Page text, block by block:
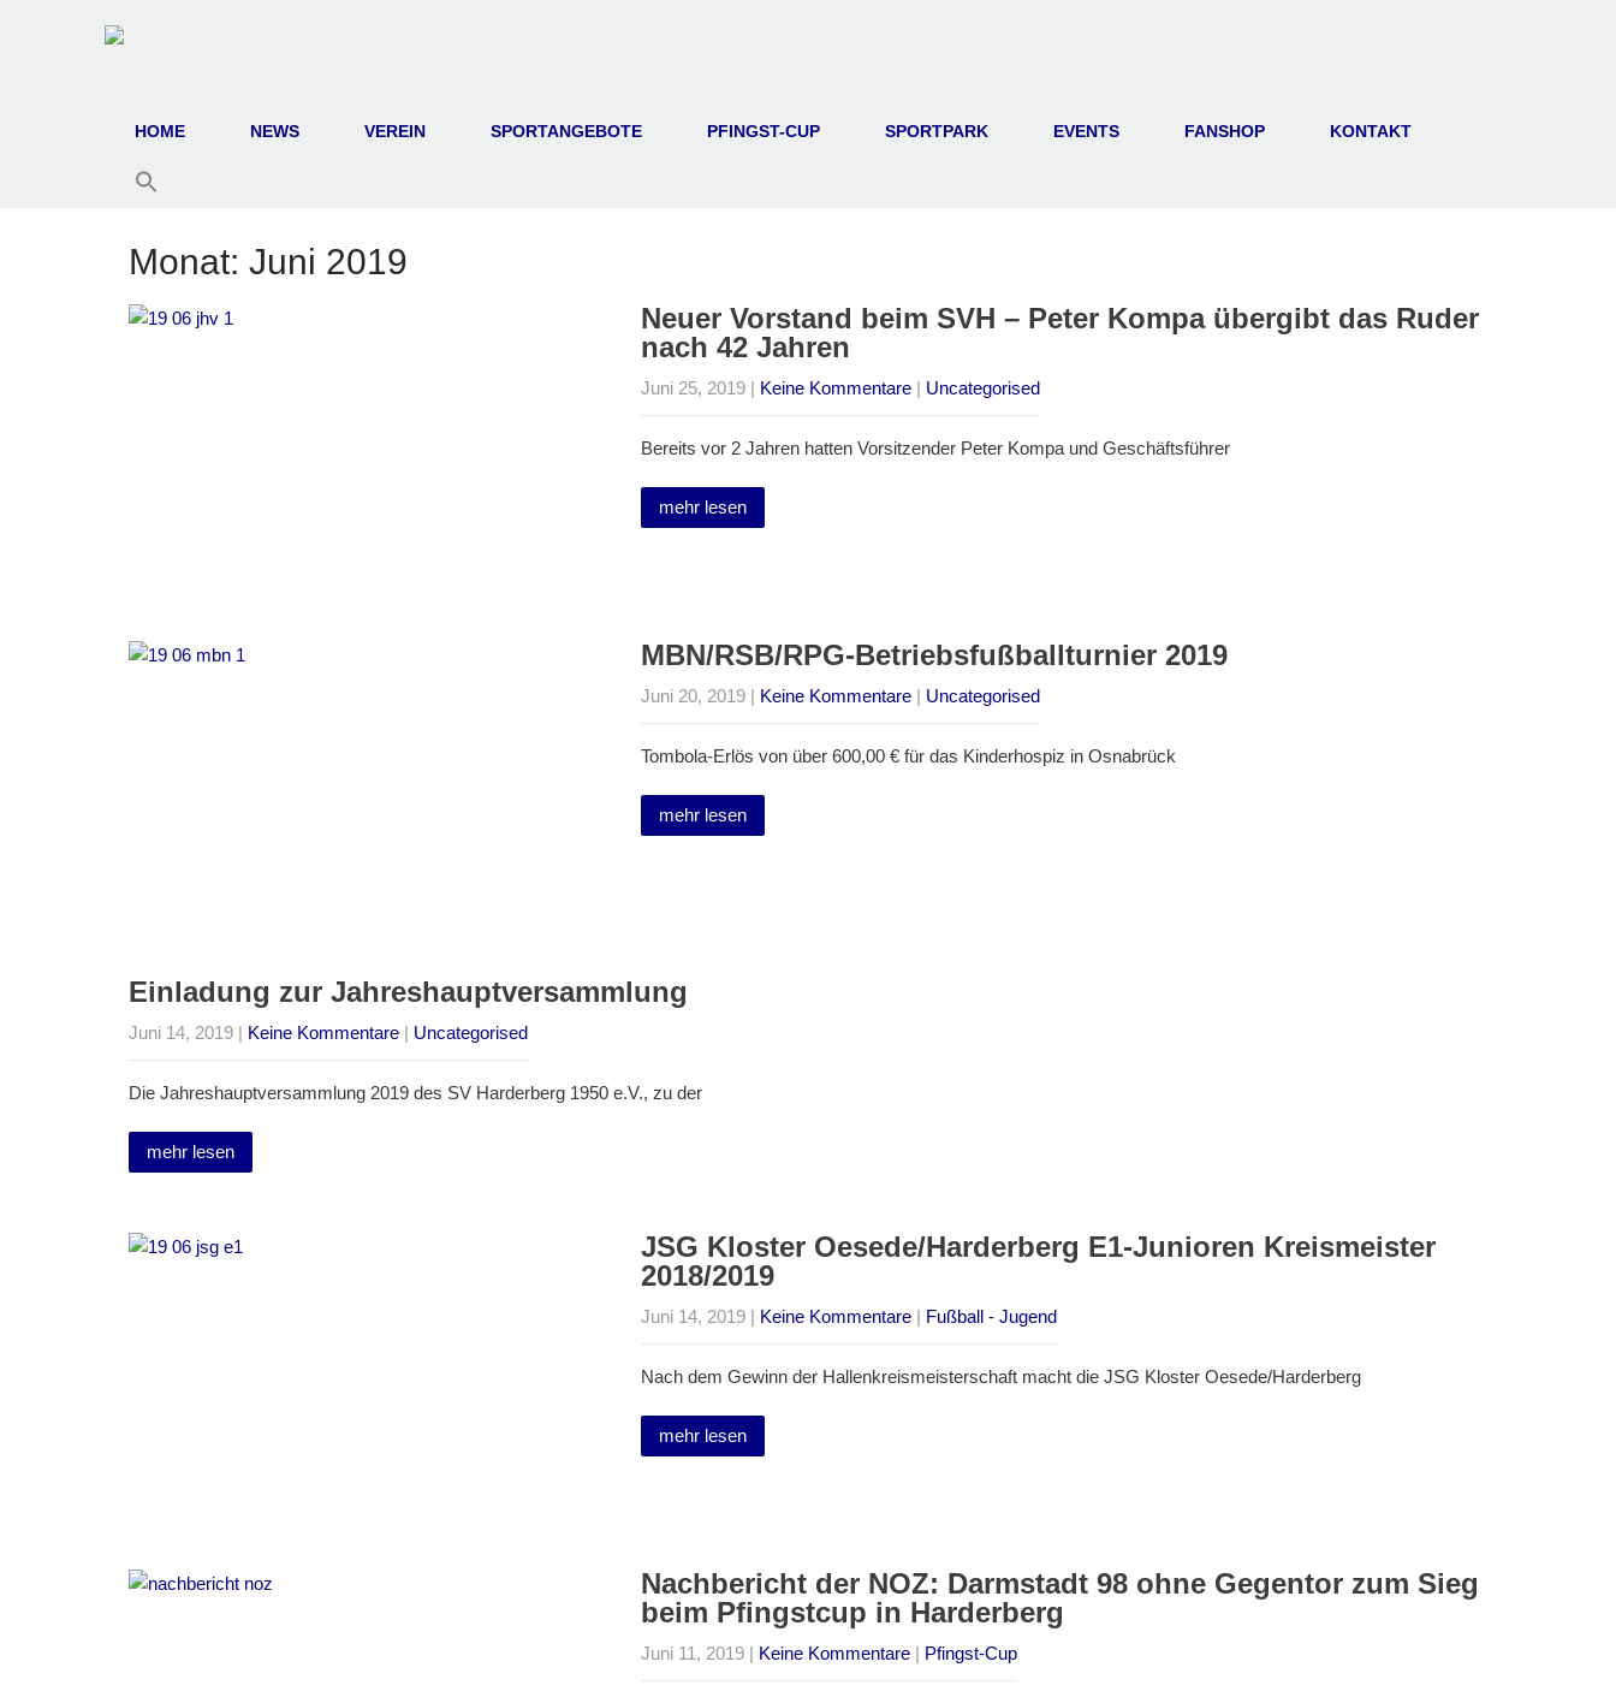
HOME NEWS VEREIN SPORTANGEBOTE PFINGST-CUP SPORTPARK EVENTS FANSHOP KONTAKT
Monat: Juni 2019
Neuer Vorstand beim SVH – Peter Kompa übergibt das Ruder
nach 42 Jahren
Juni 25, 2019| Keine Kommentare| Uncategorised
Bereits vor 2 Jahren hatten Vorsitzender Peter Kompa und Geschäftsführer
mehr lesen
MBN/RSB/RPG-Betriebsfußballturnier 2019
Juni 20, 2019| Keine Kommentare| Uncategorised
Tombola-Erlös von über 600,00 € für das Kinderhospiz in Osnabrück
mehr lesen
Einladung zur Jahreshauptversammlung
Juni 14, 2019 | Keine Kommentare | Uncategorised
Die Jahreshauptversammlung 2019 des SV Harderberg 1950 e.V., zu der
mehr lesen
JSG Kloster Oesede/Harderberg E1-Junioren Kreismeister
2018/2019
Juni 14, 2019| Keine Kommentare| Fußball - Jugend
Nach dem Gewinn der Hallenkreismeisterschaft macht die JSG Kloster Oesede/Harderberg
mehr lesen
Nachbericht der NOZ: Darmstadt 98 ohne Gegentor zum Sieg
beim Pfingstcup in Harderberg
Juni 11, 2019| Keine Kommentare| Pfingst-Cup